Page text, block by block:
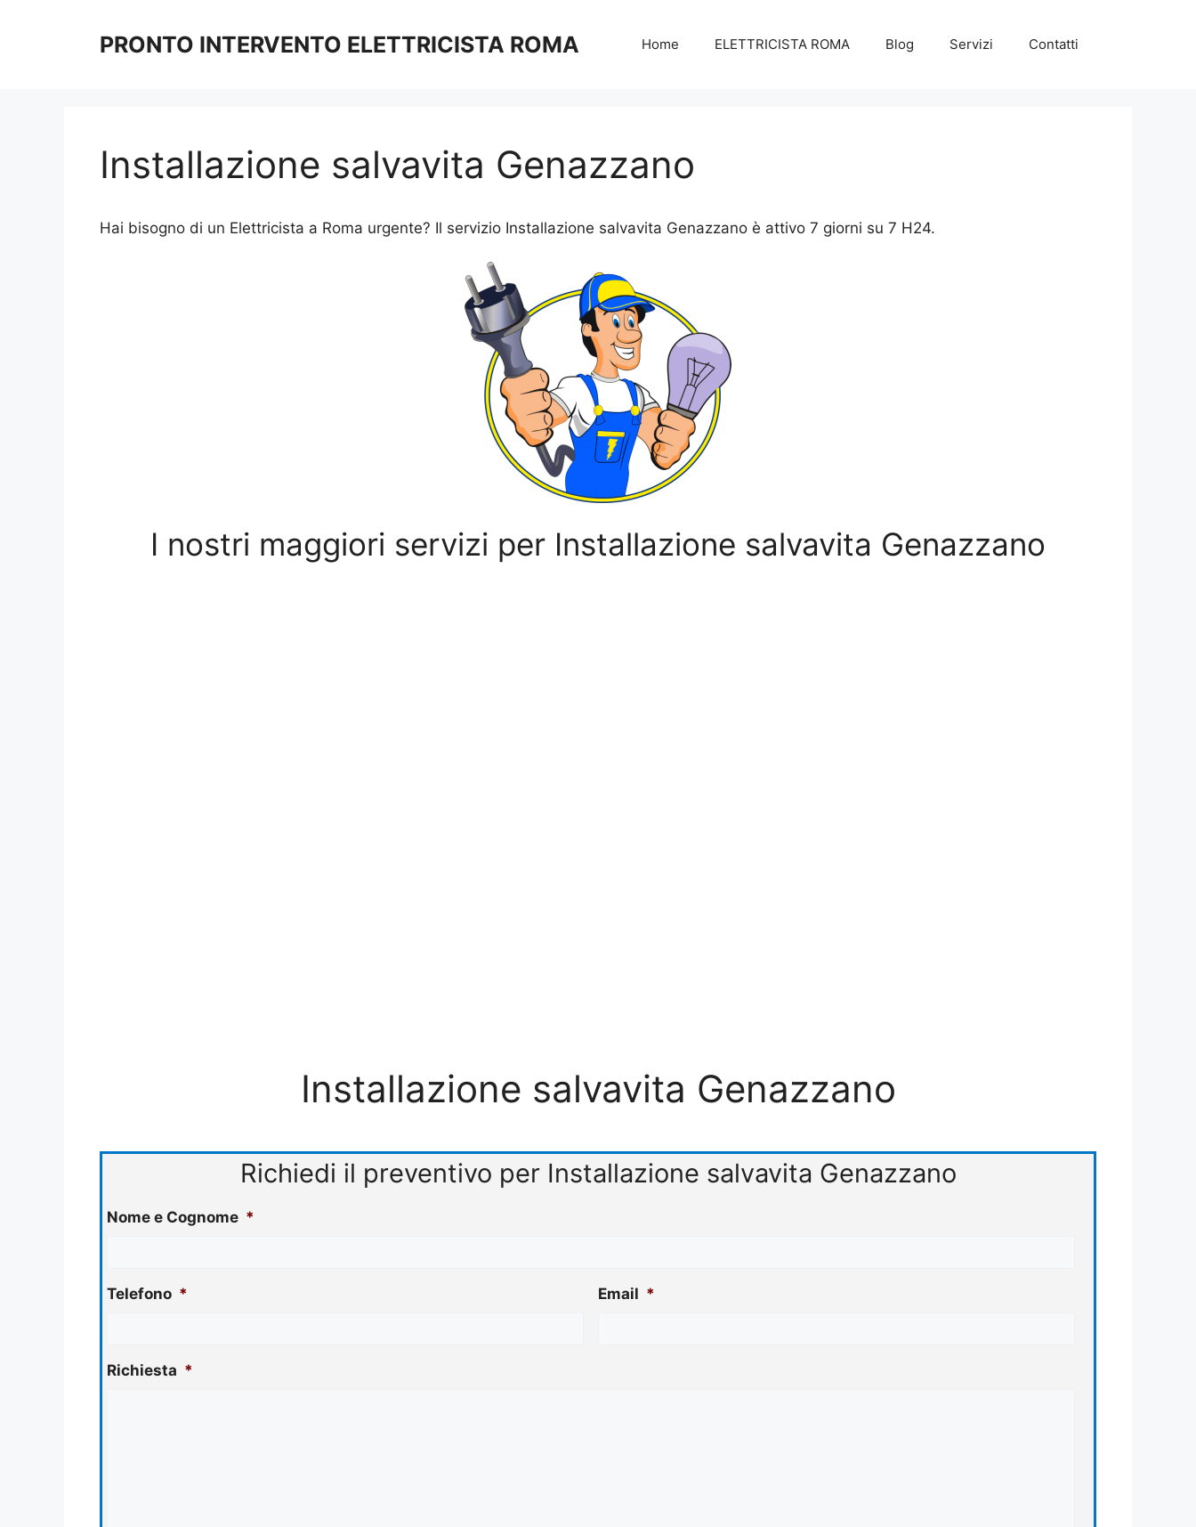
PRONTO INTERVENTO ELETTRICISTA ROMA Home ELETTRICISTA ROMA Blog Servizi Contatti
Installazione salvavita Genazzano
Hai bisogno di un Elettricista a Roma urgente? Il servizio Installazione salvavita Genazzano è attivo 7 giorni su 7 H24.
I nostri maggiori servizi per Installazione salvavita Genazzano
Installazione salvavita Genazzano
Richiedi il preventivo per Installazione salvavita Genazzano
Nome e Cognome *
Telefono * Email *
Richiesta *